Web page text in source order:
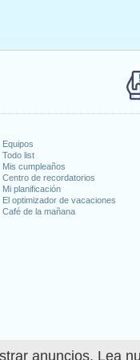
anuncios. Lea
Equipos
Todo list
Mis cumpleaños
Centro de recordatorios
Mi planificación
El optimizador de vacaciones
Café de la mañana